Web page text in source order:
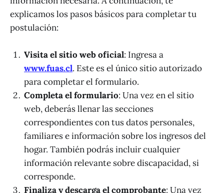
explicamos los pasos básicos para completar tu
postulación:
Visita el sitio web oficial: Ingresa a
www.fuas.cl. Este es el único sitio autorizado
para completar el formulario.
Completa el formulario: Una vez en el sitio
web, deberás llenar las secciones
correspondientes con tus datos personales,
familiares e información sobre los ingresos del
hogar. También podrás incluir cualquier
información relevante sobre discapacidad, si
corresponde.
Finaliza y descarga el comprobante: Una vez